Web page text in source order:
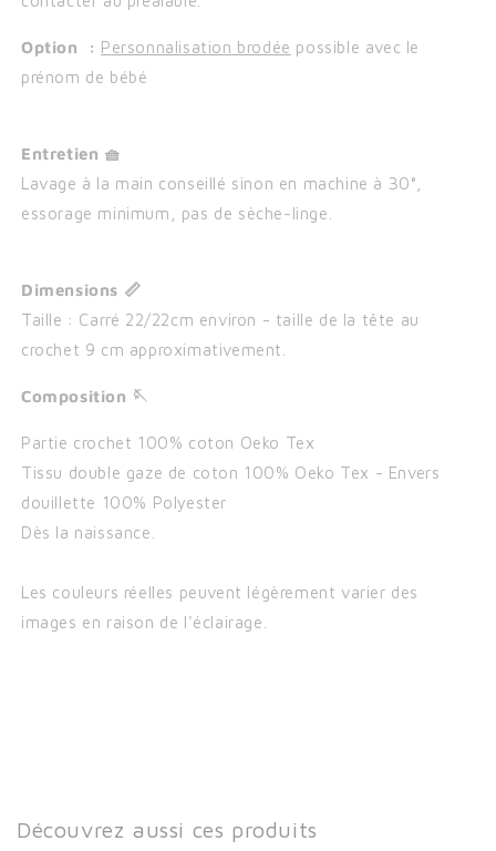
Option : Personnalisation brodée possible avec le
prénom de bébé
Entretien 🧺
Lavage à la main conseillé sinon en machine à 30°,
essorage minimum, pas de sèche-linge.
Dimensions 📏
Taille : Carré 22/22cm environ - taille de la tête au
crochet 9 cm approximativement.
Composition 🪡
Partie crochet 100% coton Oeko Tex
Tissu double gaze de coton 100% Oeko Tex - Envers
douillette 100% Polyester
Dès la naissance.
Les couleurs réelles peuvent légèrement varier des
images en raison de l'éclairage.
Découvrez aussi ces produits